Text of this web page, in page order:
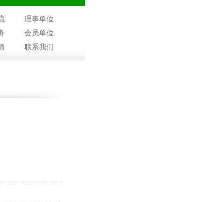
理事单位
会员单位
联系我们